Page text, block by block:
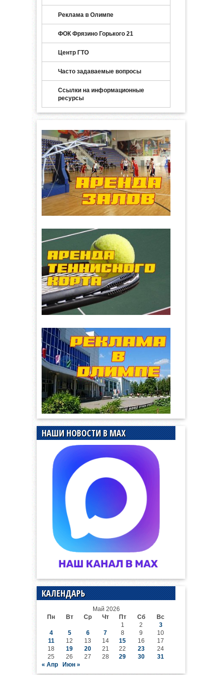
Реклама в Олимпе
ФОК Фрязино Горького 21
Центр ГТО
Часто задаваемые вопросы
Ссылки на информационные
ресурсы
НАШИ НОВОСТИ В MAX
КАЛЕНДАРЬ
Май 2026
Пн
Вт Ср Чт Пт Сб
Вс
1
2
3
4
5 6 7 8 9
10
11
12 13 14 15 16
17
18
19 20 21 22 23
24
25
26 27 28 29 30
31
« Апр
Июн »